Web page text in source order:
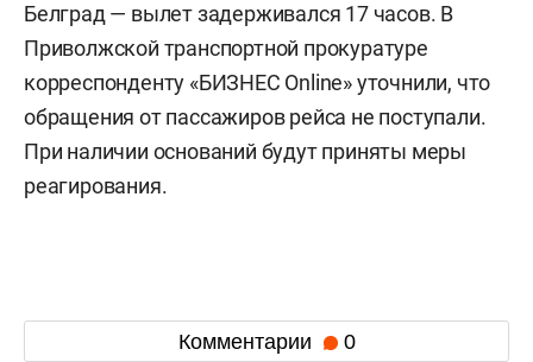
Белград — вылет задерживался 17 часов. В
Приволжской транспортной прокуратуре
корреспонденту «БИЗНЕС Online» уточнили, что
обращения от пассажиров рейса не поступали.
При наличии оснований будут приняты меры
реагирования.
Комментарии 0